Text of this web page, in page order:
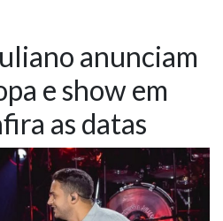
AGENDA
VÍDEOS
anunciam
e show em
as datas